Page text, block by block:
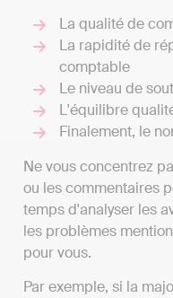
La qualité de
La rapidité de
comptable
Le niveau de
L'équilibre
Finalement, le
Ne vous concentrez
ou les commentaires
temps d'analyser les
les problèmes
pour vous.
Par exemple, si la